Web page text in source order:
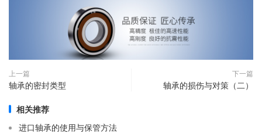
内绝对不得有研磨剂(SiC、Al2O3等) 型砂、切屑等。
其次检验轴与外壳的尺寸、形状和加工质量是否与图纸符
安装轴承前，在检验合格的轴与外壳的各配合面涂布机械
油。
轴承的安装方法
轴承的安装方法因轴承类型及配合条件而有所不同。
由于一般多为轴旋转，因此内圈与外圈可分别采用过盈配合
上一篇
轴承的密封类型
下一篇
轴承的损伤与对策（二）
相关推荐
进口轴承的使用与保管方法